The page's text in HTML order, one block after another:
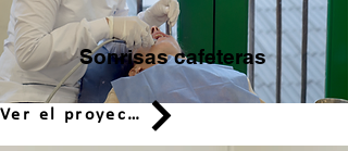
Sonrisas cafeteras
Ver el proyecto